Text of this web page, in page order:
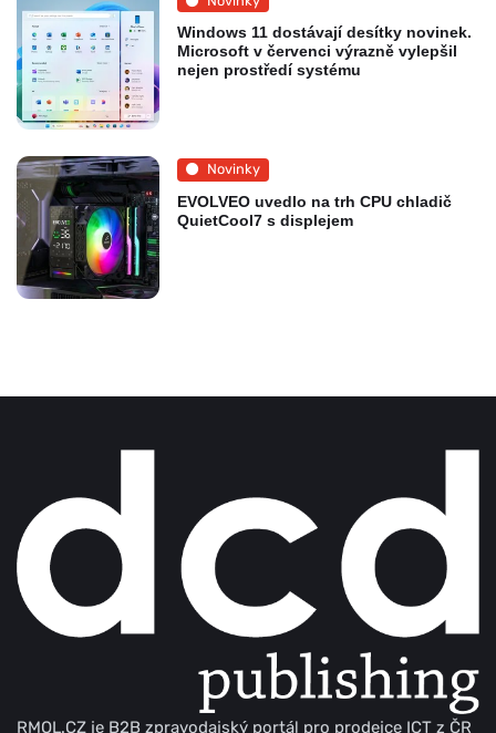
Windows 11 dostávají desítky novinek.
Microsoft v červenci výrazně vylepšil
nejen prostředí systému
Novinky
EVOLVEO uvedlo na trh CPU chladič
QuietCool7 s displejem
RMOL.CZ je B2B zpravodajský portál pro prodejce ICT z ČR